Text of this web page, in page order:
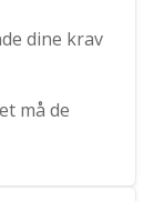
dine krav
må de